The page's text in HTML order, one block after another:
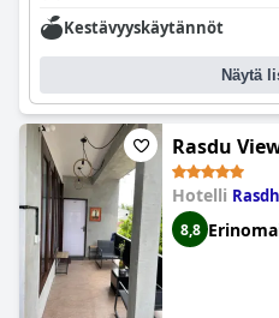
Kestävyyskäytännöt
Näytä
Rasdu
Hotelli
8,8